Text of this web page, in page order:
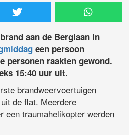
aan de Berglaan in
een persoon
personen raakten gewond.
15:40 uur uit.
brandweervoertuigen
de flat. Meerdere
een traumahelikopter werden